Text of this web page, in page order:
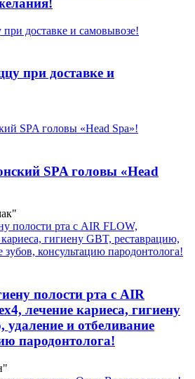
при доставке и
SPA головы «Head
полости рта с AIR
лечение кариеса, гигиену
удаление и отбеливание
пародонтолога!